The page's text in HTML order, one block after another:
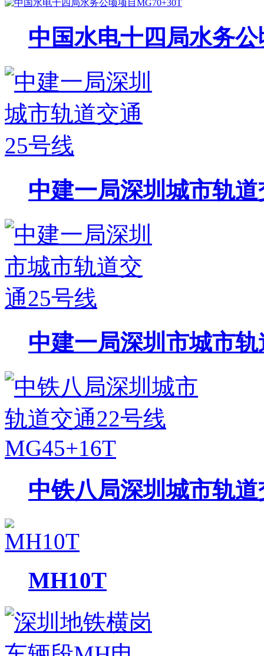
中国水电十四局水务
中建一局深圳城市轨
中建一局深圳市城市
中铁八局深圳城市轨
MH10T